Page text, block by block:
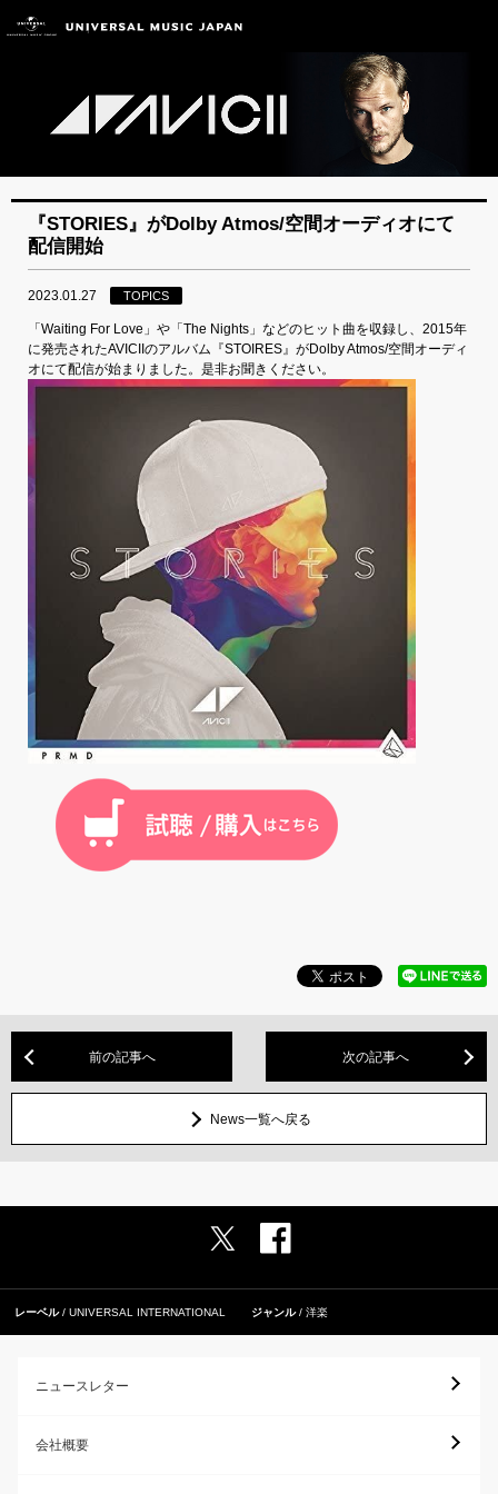
『STORIES』がDolby Atmos/空間オーディオにて
配信開始
2023.01.27 TOPICS
「Waiting For Love」や「The Nights」などのヒット曲を収録し、2015年
に発売されたAVICIIのアルバム『STOIRES』がDolby Atmos/空間オーディ
オにて配信が始まりました。是非お聞きください。
前の記事へ 次の記事へ
News一覧へ戻る
レーベル UNIVERSAL INTERNATIONAL ジャンル 洋楽
ニュースレター
会社概要